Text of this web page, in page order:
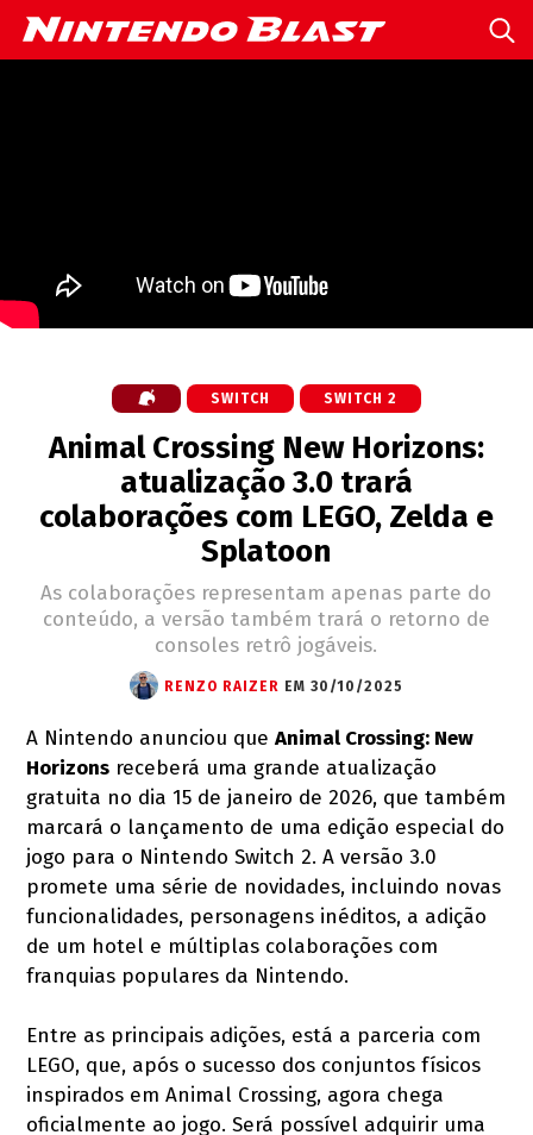
SWITCH SWITCH 2
Animal Crossing New Horizons:
atualização 3.0 trará
colaborações com LEGO, Zelda e
Splatoon
As colaborações representam apenas parte do
conteúdo, a versão também trará o retorno de
consoles retrô jogáveis.
RENZO RAIZER EM 30/10/2025
A Nintendo anunciou queAnimal Crossing: New
Horizons receberá uma grande atualização
gratuita no dia 15 de janeiro de 2026, que também
marcará o lançamento de uma edição especial do
jogo para o Nintendo Switch 2. A versão 3.0
promete uma série de novidades, incluindo novas
funcionalidades, personagens inéditos, a adição
de um hotel e múltiplas colaborações com
franquias populares da Nintendo.
Entre as principais adições, está a parceria com
LEGO, que, após o sucesso dos conjuntos físicos
inspirados em Animal Crossing, agora chega
oficialmente ao jogo. Será possível adquirir uma